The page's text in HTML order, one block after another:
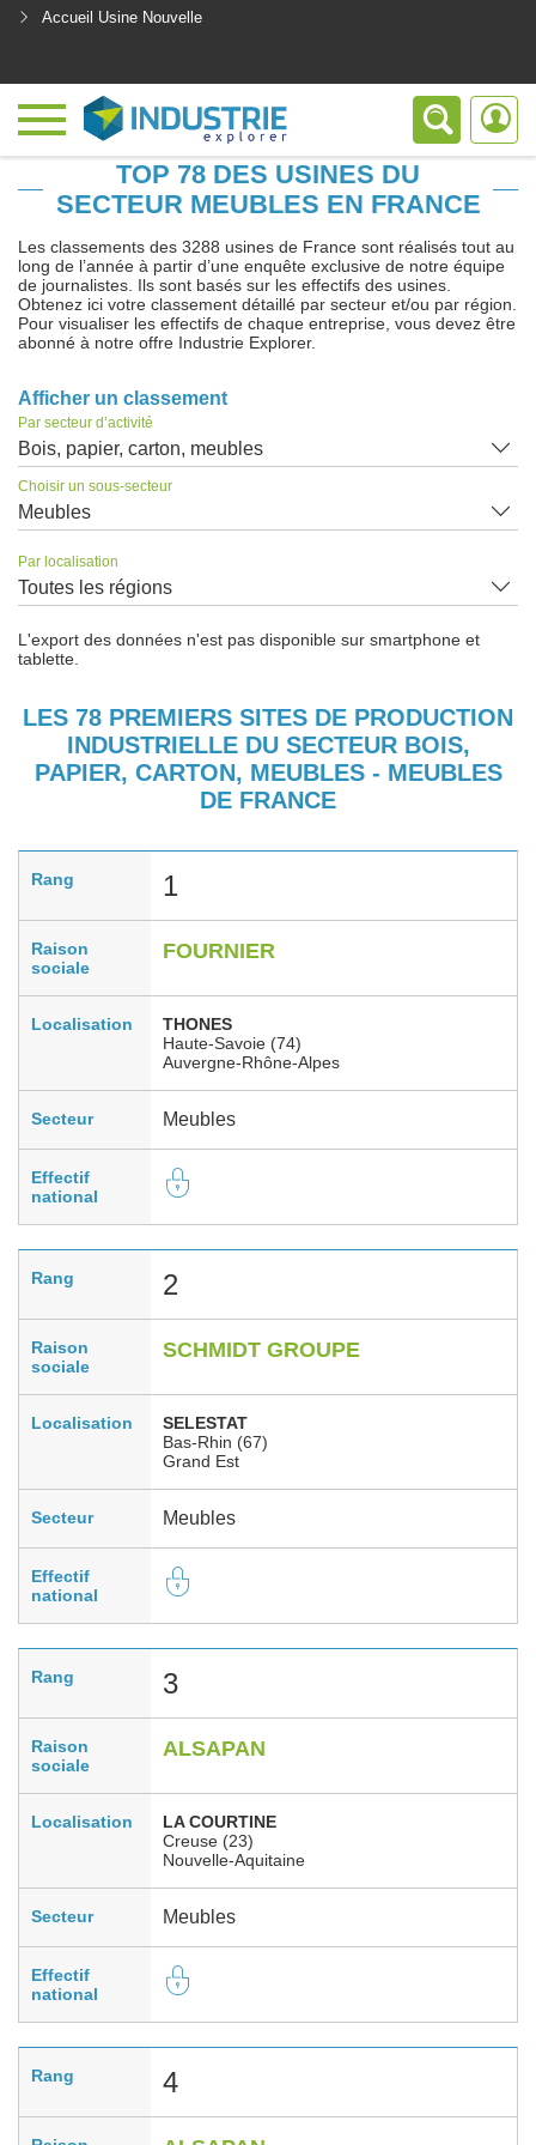
Accueil Usine Nouvelle
TOP 78 DES USINES DU
SECTEUR MEUBLES EN FRANCE
Les classements des 3288 usines de France sont réalisés tout au
long de l’année à partir d’une enquête exclusive de notre équipe
de journalistes. Ils sont basés sur les effectifs des usines.
Obtenez ici votre classement détaillé par secteur et/ou par région.
Pour visualiser les effectifs de chaque entreprise, vous devez être
abonné à notre offre Industrie Explorer.
Afficher un classement
Par secteur d’activité
Bois, papier, carton, meubles
Choisir un sous-secteur
Meubles
Par localisation
Toutes les régions
L'export des données n'est pas disponible sur smartphone et
tablette.
LES 78 PREMIERS SITES DE PRODUCTION
INDUSTRIELLE DU SECTEUR BOIS,
PAPIER, CARTON, MEUBLES - MEUBLES
DE FRANCE
Rang 1
Raison
sociale
FOURNIER
Localisation
THONES
Haute-Savoie (74)
Auvergne-Rhône-Alpes
Secteur Meubles
Effectif
national
Rang 2
Raison
sociale
SCHMIDT GROUPE
Localisation
SELESTAT
Bas-Rhin (67)
Grand Est
Secteur Meubles
Effectif
national
Rang 3
Raison
sociale
ALSAPAN
Localisation
LA COURTINE
Creuse (23)
Nouvelle-Aquitaine
Secteur Meubles
Effectif
national
Rang 4